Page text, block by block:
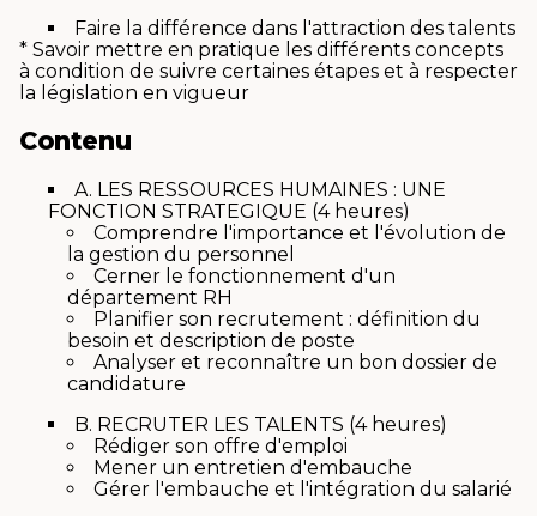
Faire la différence dans l'attraction des talents
* Savoir mettre en pratique les différents concepts
à condition de suivre certaines étapes et à respecter
la législation en vigueur
Contenu
A. LES RESSOURCES HUMAINES : UNE
FONCTION STRATEGIQUE (4 heures)
Comprendre l'importance et l'évolution de
la gestion du personnel
Cerner le fonctionnement d'un
département RH
Planifier son recrutement : définition du
besoin et description de poste
Analyser et reconnaître un bon dossier de
candidature
B. RECRUTER LES TALENTS (4 heures)
Rédiger son offre d'emploi
Mener un entretien d'embauche
Gérer l'embauche et l'intégration du salarié